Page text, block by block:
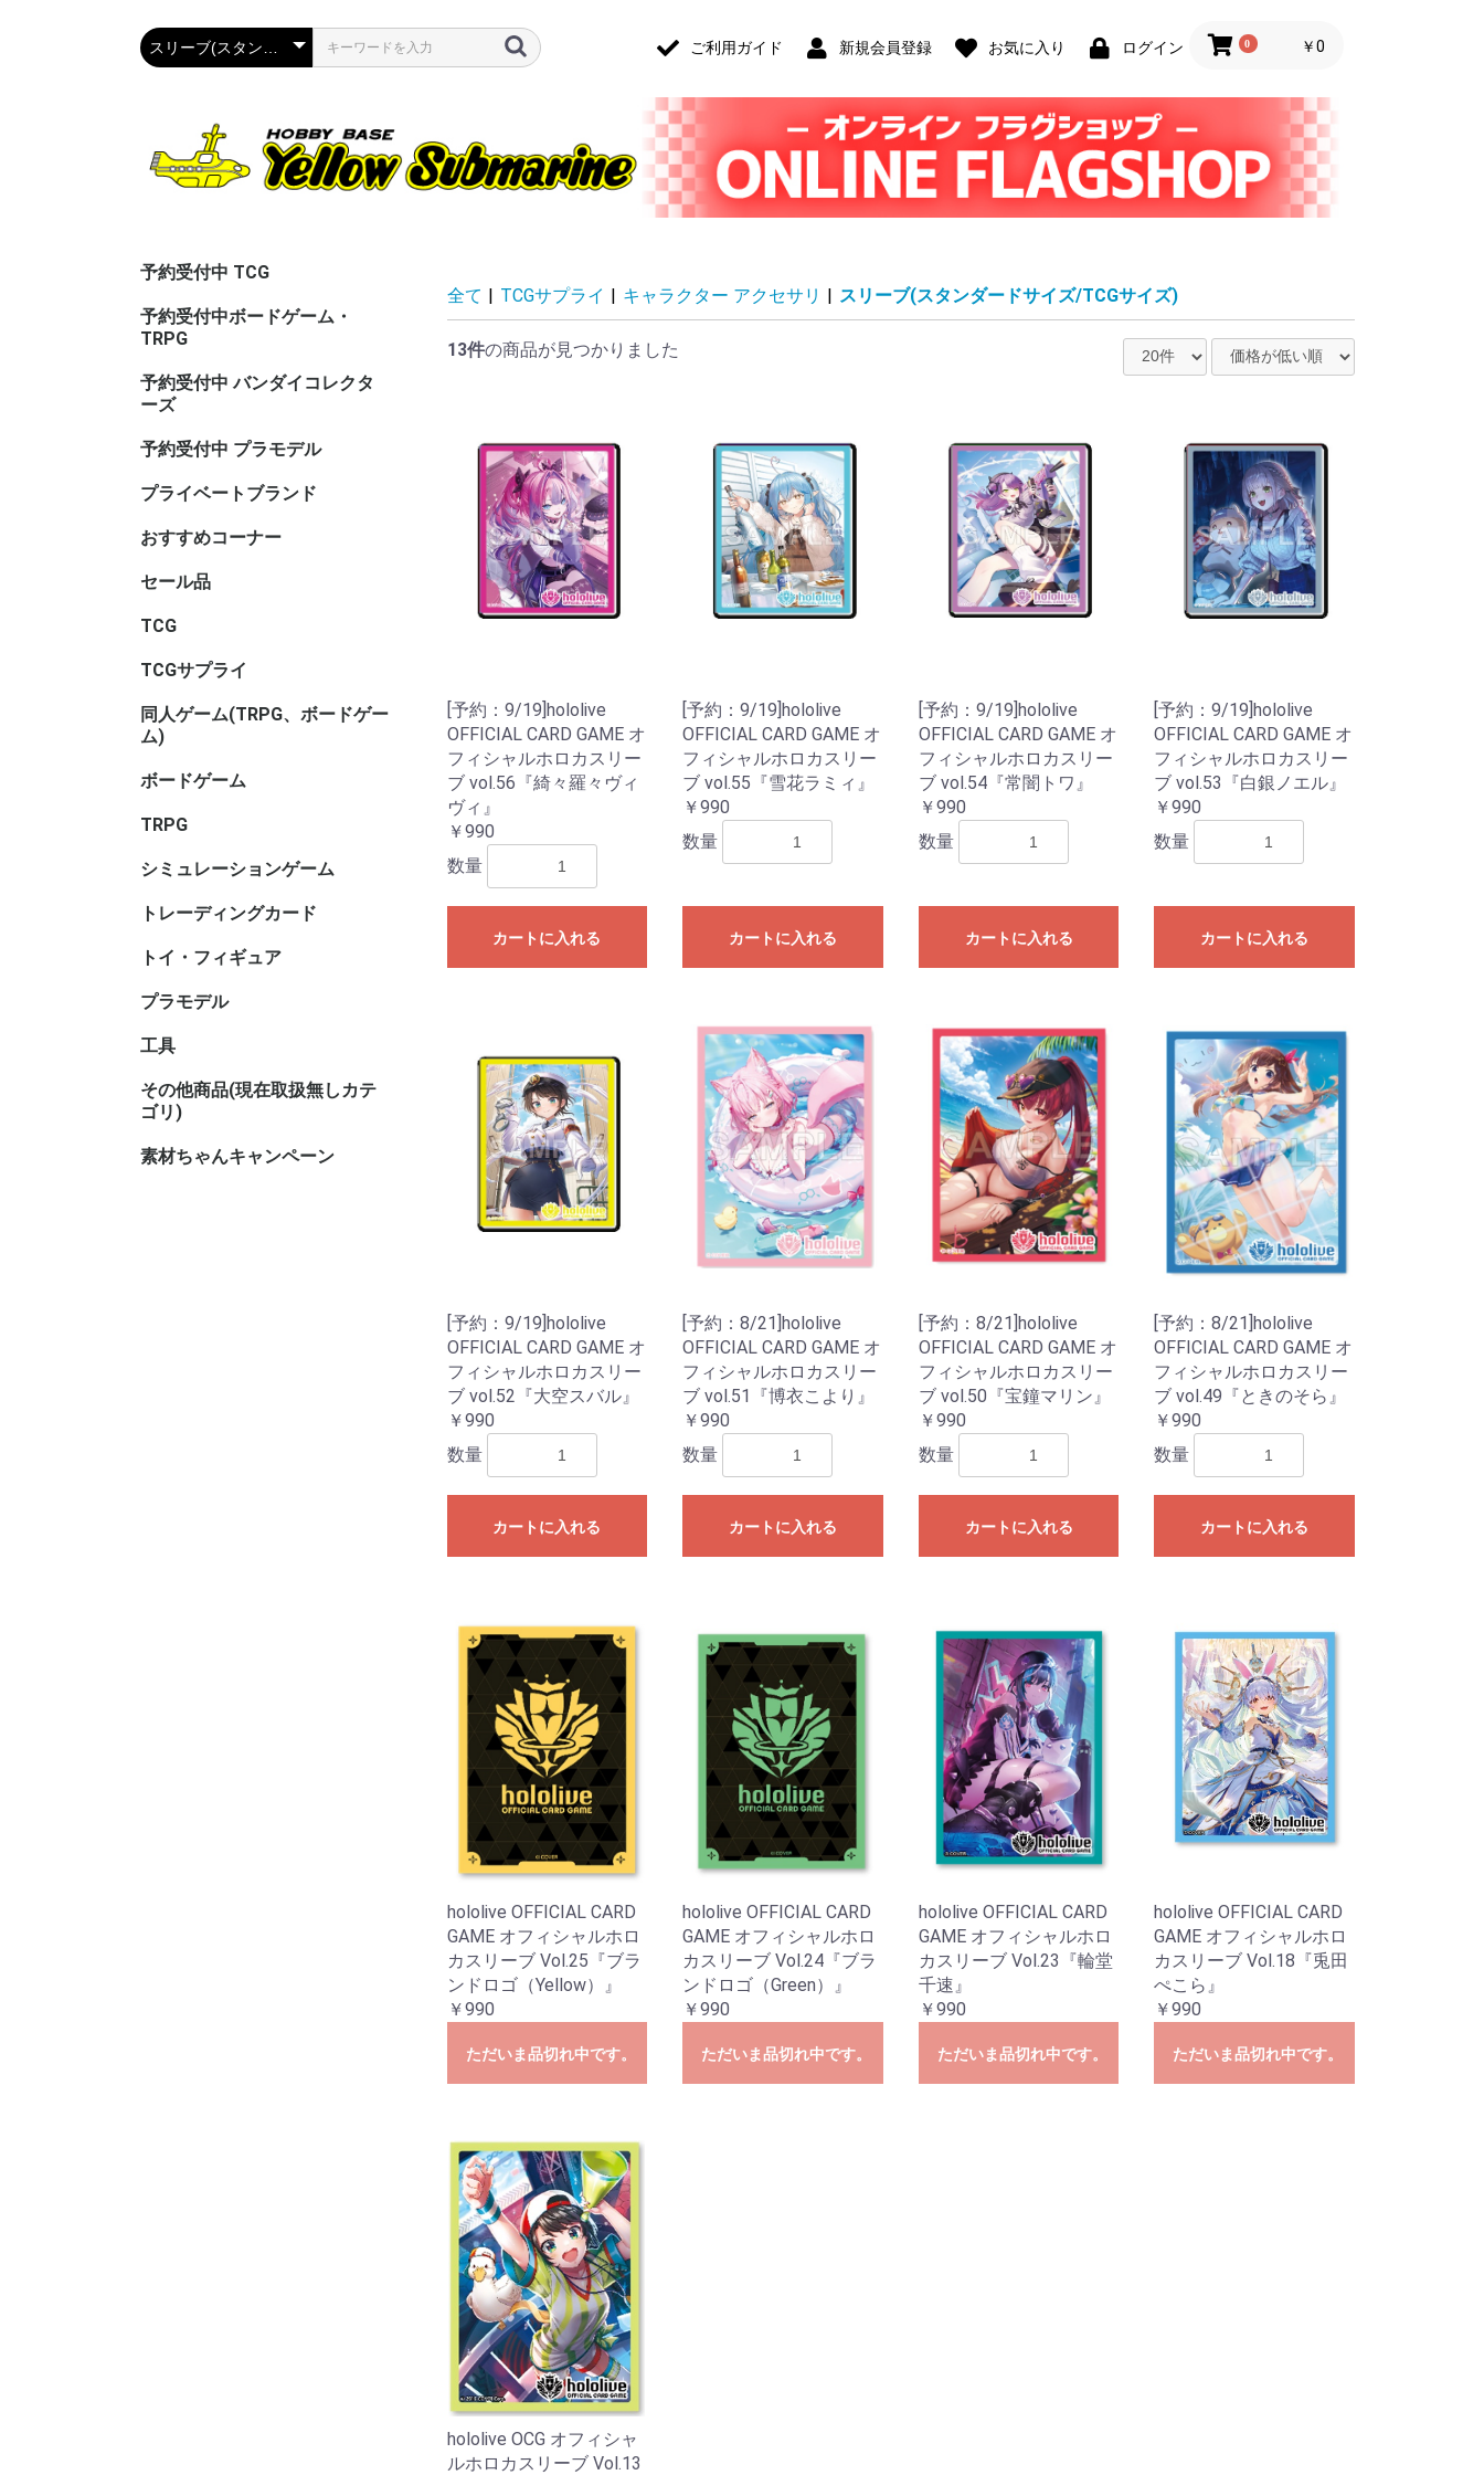
ご利用ガイド 新規会員登録 お気に入り ログイン 0 ￥0
予約受付中 TCG
予約受付中ボードゲーム・
TRPG
予約受付中 バンダイコレクタ
ーズ
予約受付中 プラモデル
プライベートブランド
CAC（カード・アクセ
サリ・コレクション）
ASG（アナログ・ゲー
ム・セレクション）
PPC(関節技)
おすすめコーナー
セール品 TCGセール
ボードゲームセール
TRPGセール
トイ・フィギュアセー
TCG
アニマルカードゲーム
ヴァイスシュヴァルツ
ヴァイスシュヴァルツ
ヴァイスシュヴァルツ
ウィクロスTCG
ウルトラマン カードゲ
OSICA(オシカ)
カードファイト!! ヴァン
ガンダム カードゲーム
軌跡TRADING CARD
Xross Stars
五等分の花嫁カードゲ
シャドウバースエボル
ディヴァインクロス
ディズニー・ロルカ
デジモンカードゲーム
バトルスピリッツ
ビルディバイド
プロ野球カードゲーム
ポケモンカードゲーム
hololive OFFICIAL
マジック:ザ・ギャザリ
UNION ARENA
リセ オーバーチュア
Reバース for you
ONE PIECEカードゲー
その他TCG
TCGサプライ
同人ゲーム(TRPG、ボードゲー
ム)
同人ボードゲーム
同人マーダーミステリ
同人シミュレーション
同人ボードゲーム関連
書籍
同人TRPG
同人サプライ・アクセ
サリ等
その他
ボードゲーム ホビーベース
マーダーミステリー
謎解き
ボードゲーム・カード
ゲーム系書籍
ゲームサプライ
(TRPG・SLG・ボード
ゲーム用)
ゲームブック
エンバー：オブシディ
アンプロトコル
メーカー名 ア行 アークライト
アソビション
itten
EJIN研究所
Engames
エンスカイ
オインクゲームズ
他メーカー
メーカー名 カ行 グランディング
グループSNE/cosaic
幻冬舎
ケンビル
GOTTA2
COLON ARC
他メーカー
メーカー名 サ行 サニーバード
ジーピー
CMON JAPAN
ジャイアントホビー
数奇ゲームズ
すごろくや
SUSABI GAMES
JELLY JELLY GAMES
他メーカー
メーカー名 タ行/ナ行 ディアシュピール
TERIYAKI GAMES
テンデイズゲームズ
DOMINA GAMES ゲーム
DOMINA Art Sleeves
Collection
DOMINA Game Mat
その他アクセサリ
日本卓上開発
ニューゲームズオーダ
他メーカー
メーカー名 ハ行/マ行 BakaFire Party
バンソウ
ヘムズユニバーサルゲ
ームズ
ホビージャパン
MAGI
メビウスゲームズ
MoB+
他メーカー
メーカー名 ヤ行/ラ行/
やのまん
ラフスケッチ
リゴレ
ワンドロー
他メーカー
TRPG
インコグ・ラボ(メーカ
オリエンタル霊異譚
幽冥鬼使
ドラクルージュ
永い後日談のネクロニ
ブラドリウム
ゆうやけこやけ
ワールドエンドフロン
トライン
グループSNE(メーカー)
ゴブリンスレイヤー
ソード・ワールド２.５
トンネルズ&トロールズ
捏造ミステリーTRPG
赤と黒
パグマイア RPG
ファイティング・ファ
ンタジー
マウ連合君主国 RPG
ロードス島戦記RPG
ゲームサポート誌
F.E.A.R.(メーカー) アニマアニムス
アリアンロッドRPG 2E
異界戦記カオスフレア
格闘アクションRPG 拳
禅無双
Sci-FiミステリーRPG
トワイライトハイスク
スクリームハイスクー
ダブルクロス
トーキョー・ナイトメ
トーキョーN◎VA THE
AXLERATION
マージナルヒーローズ
モノトーンミュージア
ルーインブレイカーズ
冒険企画局(メーカー)
サイコロ・フィクショ
ンシリーズ
スタリィドール
ダークデイズドライブ
ピーカーブー
ビギニングアイドル
マギカロギア
クラヤミクライン
サムライブレイドTRPG
先輩後輩TRPG エネカ
デット
歯車の塔の探空士
フタリソウサ
迷宮キングダム
Roll&Roll RPG(メーカ
キズナバレット
虚構侵蝕ＴＲＰＧ
光砕のリヴァルチャー
サンサーラ・バラッド
シャドウラン
蒸気活劇RPG スチーム
パンカーズ
人鬼血盟RPG ブラッド
神聖課金RPG ディバイ
ンチャージャー
大正伝奇浪漫ＲＰＧ
あやびと
天下繚乱(新版)
ブレイド・オブ・アル
ネバー・レイト・ナイ
ターズ
瞳逸らさぬイリスベイ
武装少女RPG プリン
セスウイング
和風幻想RPG 不知火
ホビージャパン(メーカ
ウォーハンマーRPG
クトゥルフの呼び声
サイバーパンク
指輪物語TRPG
［ホビージャパン版］
ダンジョンズ&ドラゴン
クトゥルフ神話TRPG
クトゥルフの呼び声
kutulu
ダンジョンズ&ドラゴン
パラノイア
ルーンクエスト
その他TRPG
書籍・サプライ
Role&Roll Extra
Lead&Read
ゲーマーズ・フィール
ゲーマーズ・フィール
ド別冊
スピタのコピタの！
TRPG関連書籍
シミュレーションゲーム ゲームジャーナル
ウォーゲーム日本史
ウォーゲームハンドブ
シックス・アングルズ
コマンドマガジン
ジャパン・ウォーゲー
ム・クラシックス
BANZAIマガジン
シミュレーションゲー
ム(その他)
トレーディングカード
キャラトレカ
トイ・フィギュア
プラモデル
工具
その他商品(現在取扱無しカテ
ゴリ)
その他TCG商品
Z/X -Zillions of enemy
X- ゼクス
ドラゴンボールスーパ
ーカードゲームフュー
ジョンワールド
トランプ
MTG他言語版
MTGサプライ
MTG雑貨
その他ホビー商品 PPC(アフターパーツ)
ダイス・ゲームアクセ
ダイス(ベーシック) HDDシリーズ
パールダイス
その他特殊カラー
ダイス(キャラクター) RPGダイス
クトゥルフダイス
キャッツダイス
日本ダイス
Pathfinderダイスセッ
ト
ハリーポッターダイス
その他キャラクターダ
イス
ダイスタワー
ダイスカップ
ダイストレイ
ダイスポーチ
レジェンダリーメタル
コイン(Legendary
Metal Coins)
プライムポーカー
ポーカーチップ
ぬいぐるみ
ポーン
1/144 RG
UCハードグラフ
1/144 FG
ガンダムOO
1/100 MG
EXモデル
1/48 メガサイズモデル
HGメカニクス
ガンダムAGE
ガンプラビルダーズ
ガンダムシリーズ以外
のキャラクター
ファインモールド
アオシマ
コトブキヤ
ハセガワ
バンダイ
ダンボール戦機
プラッツ
ミニ四駆
スケールモデル
その他(1302)
ミリタリー
車・バイク
パーツパラダイス
ガレージキット 戦車(ガレージキット)
工具・材料・カラー 工具セット
「切る」 超音波カッター
薄刃ノコギリ
カッティングガイド
ニッパー・ペンチ
はさみ
カッター・ナイフ
カッティングマット
「飾る」
「接着する」 エポキシ接着剤
水性型接着剤
瞬間接着剤
瞬着ノズル
接着剤その他
プラスチック用接着剤
「測る」 スポイト
定規
ビーカー
「罫書く」 エッチングノコ
タガネ
リベットツール
テンプレート・ガイド
テープ
罫書きツール
「盛る」 パテ ラッカーパテ
エポキシパテ
ポリエステルパテ
パテその他
光硬化パテ
スパチュラ・ヘラ
「つかむ」 ピンセット
「削る」 キサゲ
電動リューター
ヤスリ
「磨く」 コンパウンド
ワックス・コーティン
グ剤
ポリッシングクロス
サンドペーパー
電動ポリッシャー
「貼る」 デカールシート
デカール軟化剤
フィニッシュシート
金属シート
「貫く」 ドリル刃
ピンバイス
ポンチ
「型取る」 型取剤
粘土
離型剤
シリコーンゴム
レジンキャスト
型取りブロック
「彫る」 彫刻刀・ノミ
「収納する」
「造る」 金属素材
ファンド・スカルピー
素材その他
ディテールアップパー
ツ
プラスチック素材
「塗る」
サーフェーサー・プラ
イマー
塗装ブース
コンプレッサー
マーカー
マスキング
塗装用具
筆
エアブラシ用品
カラー 水性カラー
Mr.カラー
Mr.カラースプレー
ウェザリング・情景用
カラー
ガイアカラー
スプレーその他
タミヤアクリル
タミヤデコレーション
カラー
タミヤエナメル
タミヤスプレー
フィニッシャーズカラ
ー
Vカラー
カラースプレー
「洗う」 ハンドクリーナー
超音波洗浄器
ペイントリムーバー
ツールクリーナー
離型剤落し
ホビー系書籍 ホビー系書籍
カタログ
素材ちゃんキャンペーン
全て | TCGサプライ | キャラクター アクセサリ | スリーブ(スタンダードサイズ/TCGサイズ)
13件の商品が見つかりました
[予約：9/19]hololive
OFFICIAL CARD GAME オ
フィシャルホロカスリー
ブ vol.56『綺々羅々ヴィ
ヴィ』
￥990
数量
カートに入れる
[予約：9/19]hololive
OFFICIAL CARD GAME オ
フィシャルホロカスリー
ブ vol.55『雪花ラミィ』
￥990
数量
カートに入れる
[予約：9/19]hololive
OFFICIAL CARD GAME オ
フィシャルホロカスリー
ブ vol.54『常闇トワ』
￥990
数量
カートに入れる
[予約：9/19]hololive
OFFICIAL CARD GAME オ
フィシャルホロカスリー
ブ vol.53『白銀ノエル』
￥990
数量
カートに入れる
[予約：9/19]hololive
OFFICIAL CARD GAME オ
フィシャルホロカスリー
ブ vol.52『大空スバル』
￥990
数量
カートに入れる
[予約：8/21]hololive
OFFICIAL CARD GAME オ
フィシャルホロカスリー
ブ vol.51『博衣こより』
￥990
数量
カートに入れる
[予約：8/21]hololive
OFFICIAL CARD GAME オ
フィシャルホロカスリー
ブ vol.50『宝鐘マリン』
￥990
数量
カートに入れる
[予約：8/21]hololive
OFFICIAL CARD GAME オ
フィシャルホロカスリー
ブ vol.49『ときのそら』
￥990
数量
カートに入れる
hololive OFFICIAL CARD
GAME オフィシャルホロ
カスリーブ Vol.25『ブラ
ンドロゴ（Yellow）』
￥990
ただいま品切れ中です。
hololive OFFICIAL CARD
GAME オフィシャルホロ
カスリーブ Vol.24『ブラ
ンドロゴ（Green）』
￥990
ただいま品切れ中です。
hololive OFFICIAL CARD
GAME オフィシャルホロ
カスリーブ Vol.23『輪堂
千速』
￥990
ただいま品切れ中です。
hololive OFFICIAL CARD
GAME オフィシャルホロ
カスリーブ Vol.18『兎田
ぺこら』
￥990
ただいま品切れ中です。
hololive OCG オフィシャ
ルホロカスリーブ Vol.13